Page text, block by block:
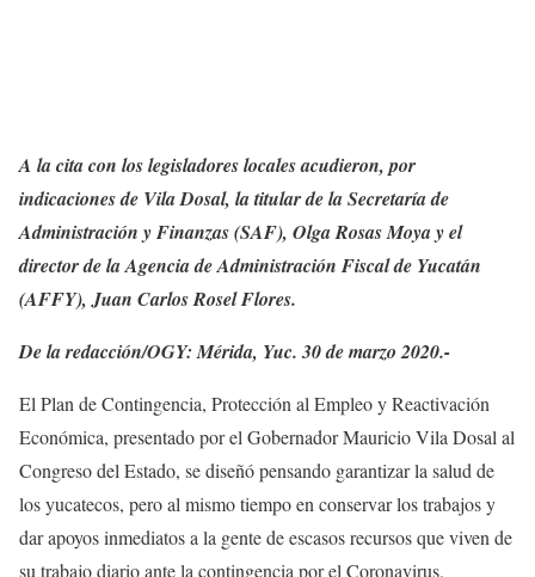
A la cita con los legisladores locales acudieron, por
indicaciones de Vila Dosal, la titular de la Secretaría de
Administración y Finanzas (SAF), Olga Rosas Moya y el
director de la Agencia de Administración Fiscal de Yucatán
(AFFY), Juan Carlos Rosel Flores.
De la redacción/OGY: Mérida, Yuc. 30 de marzo 2020.-
El Plan de Contingencia, Protección al Empleo y Reactivación
Económica, presentado por el Gobernador Mauricio Vila Dosal al
Congreso del Estado, se diseñó pensando garantizar la salud de
los yucatecos, pero al mismo tiempo en conservar los trabajos y
dar apoyos inmediatos a la gente de escasos recursos que viven de
su trabajo diario ante la contingencia por el Coronavirus,